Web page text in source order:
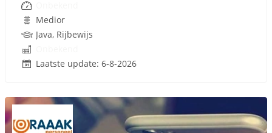
Medior
Java, Rijbewijs
Laatste update: 6-8-2026